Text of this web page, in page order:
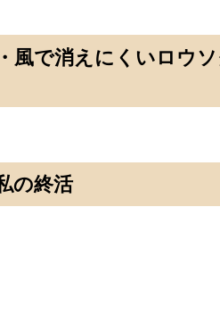
風で消えにくいロウ
の終活